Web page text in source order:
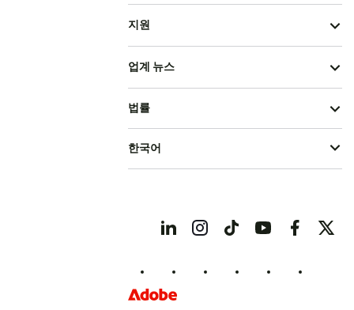
지원
업계 뉴스
법률
한국어